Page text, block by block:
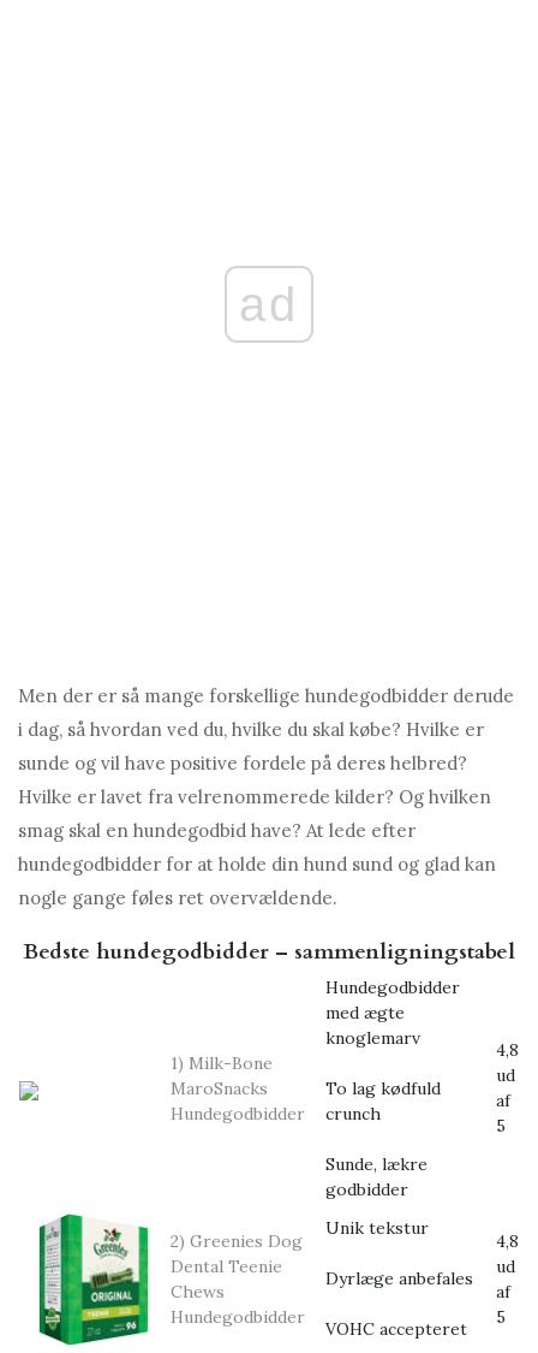
ad
Men der er så mange forskellige hundegodbidder derude
i dag, så hvordan ved du, hvilke du skal købe? Hvilke er
sunde og vil have positive fordele på deres helbred?
Hvilke er lavet fra velrenommerede kilder? Og hvilken
smag skal en hundegodbid have? At lede efter
hundegodbidder for at holde din hund sund og glad kan
nogle gange føles ret overvældende.
Bedste hundegodbidder – sammenligningstabel
1) Milk-Bone
MaroSnacks
Hundegodbidder
Hundegodbidder
med ægte
knoglemarv
To lag kødfuld
crunch
Sunde, lækre
godbidder
4,8
ud
af
5
2) Greenies Dog
Dental Teenie
Chews
Hundegodbidder
Unik tekstur
Dyrlæge anbefales
VOHC accepteret
4,8
ud
af
5